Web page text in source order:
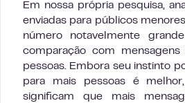
Em nossa própria pesquisa,
enviadas para públicos
número notavelmente
comparação com mensagens
pessoas. Embora seu instinto
para mais pessoas é
significam que mais